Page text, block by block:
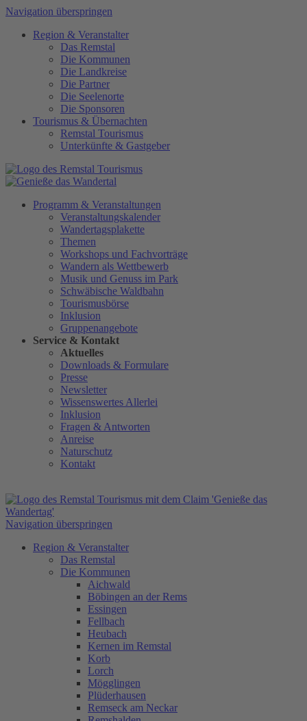
Navigation überspringen
Region & Veranstalter
Das Remstal
Die Kommunen
Die Landkreise
Die Partner
Die Seelenorte
Die Sponsoren
Tourismus & Übernachten
Remstal Tourismus
Unterkünfte & Gastgeber
Programm & Veranstaltungen
Veranstaltungskalender
Wandertagsplakette
Themen
Workshops und Fachvorträge
Wandern als Wettbewerb
Musik und Genuss im Park
Schwäbische Waldbahn
Tourismusbörse
Inklusion
Gruppenangebote
Service & Kontakt
Aktuelles
Downloads & Formulare
Presse
Newsletter
Wissenswertes Allerlei
Inklusion
Fragen & Antworten
Anreise
Naturschutz
Kontakt
Navigation überspringen
Region & Veranstalter
Das Remstal
Die Kommunen
Aichwald
Böbingen an der Rems
Essingen
Fellbach
Heubach
Kernen im Remstal
Korb
Lorch
Mögglingen
Plüderhausen
Remseck am Neckar